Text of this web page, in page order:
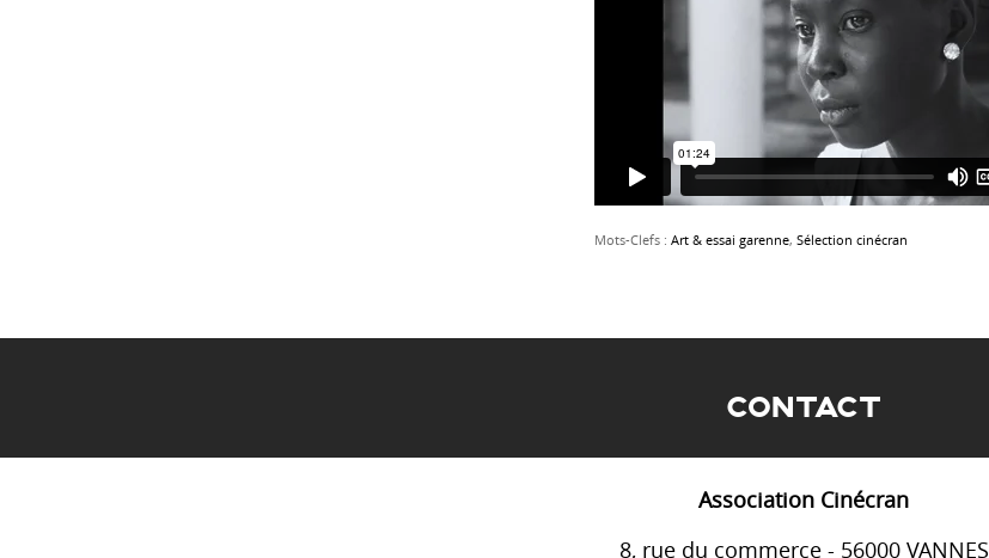
Mots-Clefs : Art & essai garenne, Sélection cinécran
CONTACT
Association Cinécran
8, rue du commerce - 56000 VANNES